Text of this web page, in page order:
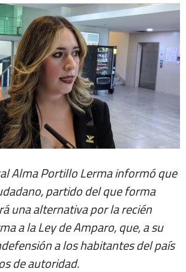
Alma Portillo Lerma informó que
partido del que forma
una alternativa por la recién
a la Ley de Amparo, que, a su
a los habitantes del país
de autoridad.